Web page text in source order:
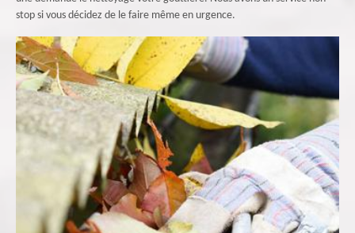
stop si vous décidez de le faire même en urgence.